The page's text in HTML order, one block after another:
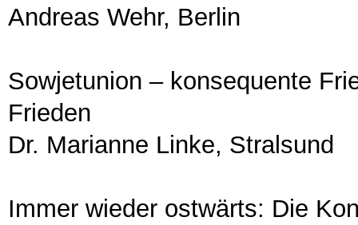
Andreas Wehr, Berlin
Sowjetunion – konsequente
Frieden
Dr. Marianne Linke, Stralsund
Immer wieder ostwärts: Die